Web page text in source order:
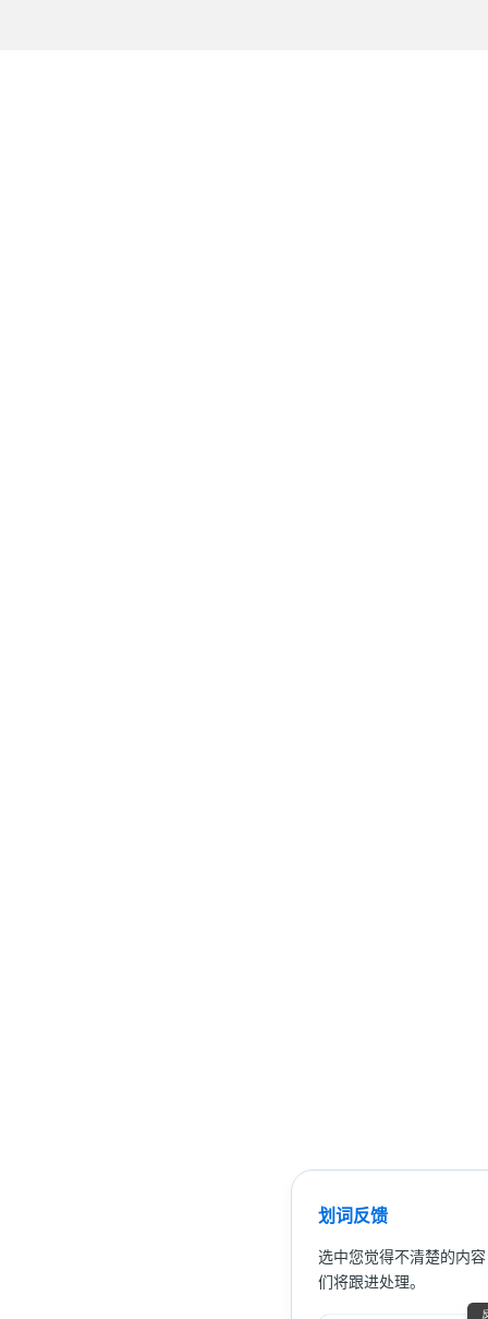
划词反馈
选中您觉得不清楚的内
们将跟进处理。